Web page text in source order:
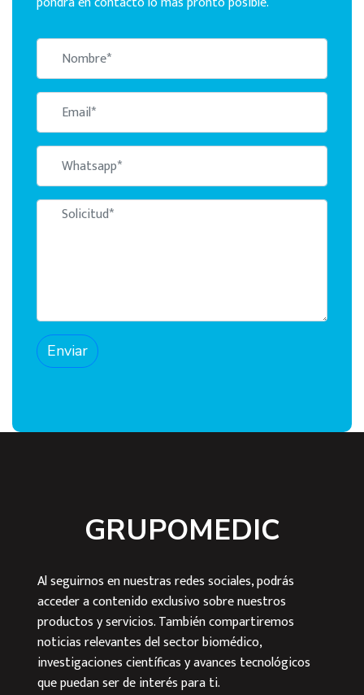
Enviar
GRUPOMEDIC
Al seguirnos en nuestras redes sociales, podrás
acceder a contenido exclusivo sobre nuestros
productos y servicios. También compartiremos
noticias relevantes del sector biomédico,
investigaciones científicas y avances tecnológicos
que puedan ser de interés para ti.